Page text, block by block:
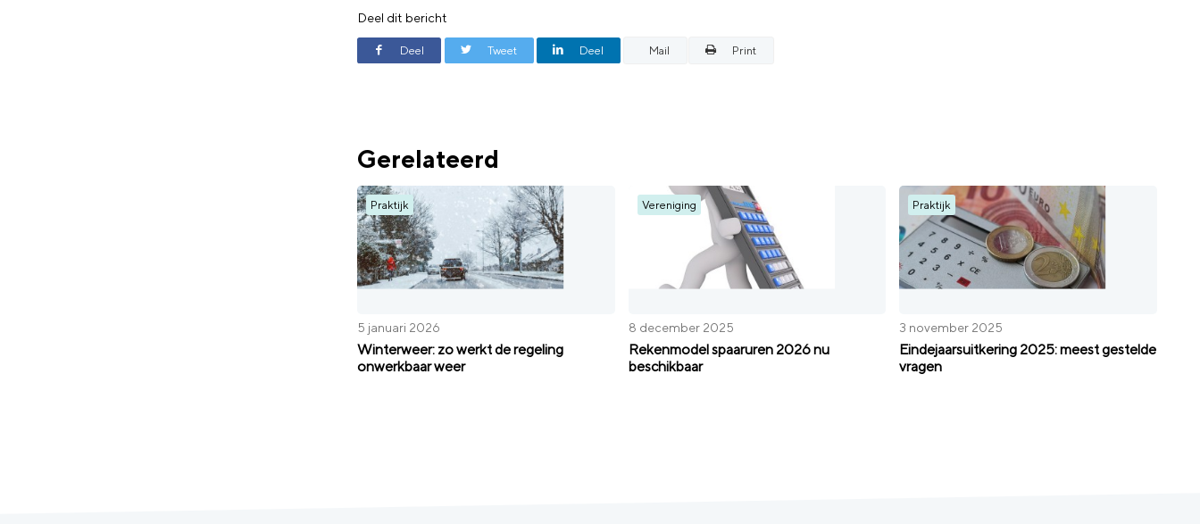
Deel dit bericht
Deel Tweet Deel Mail Print
Gerelateerd
Praktijk
5 januari 2026
Winterweer: zo werkt de regeling
onwerkbaar weer
Vereniging
8 december 2025
Rekenmodel spaaruren 2026 nu
beschikbaar
Praktijk
3 november 2025
Eindejaarsuitkering 2025: meest gestelde
vragen